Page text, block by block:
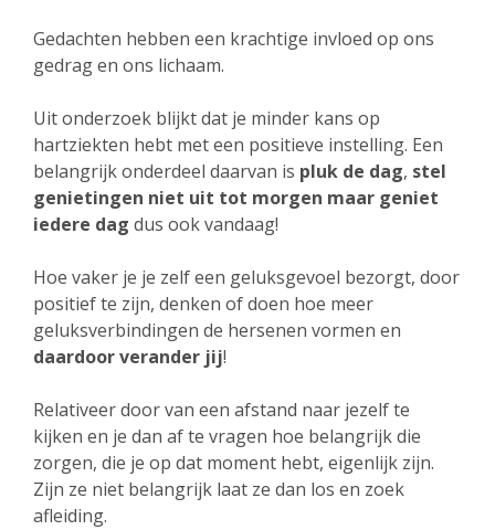
Gedachten hebben een krachtige invloed op ons
gedrag en ons lichaam.
Uit onderzoek blijkt dat je minder kans op
hartziekten hebt met een positieve instelling. Een
belangrijk onderdeel daarvan is pluk de dag, stel
genietingen niet uit tot morgen maar geniet
iedere dag dus ook vandaag!
Hoe vaker je je zelf een geluksgevoel bezorgt, door
positief te zijn, denken of doen hoe meer
geluksverbindingen de hersenen vormen en
daardoor verander jij!
Relativeer door van een afstand naar jezelf te
kijken en je dan af te vragen hoe belangrijk die
zorgen, die je op dat moment hebt, eigenlijk zijn.
Zijn ze niet belangrijk laat ze dan los en zoek
afleiding.